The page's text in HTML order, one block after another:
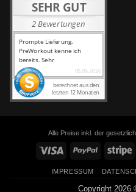
Alle Preise inkl. der
Visa PayPal
IMPRESSUM
Copyright 2026